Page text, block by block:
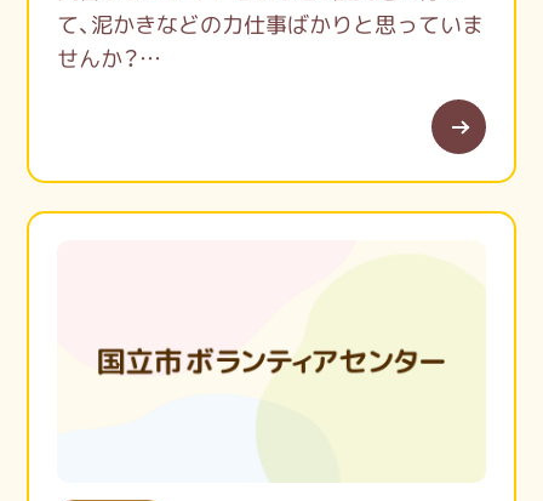
て、泥かきなどの力仕事ばかりと思っていま
せんか？
被災地支援には様々な形があり、写真洗浄の
活動のお話を聞いて体験してみませんか。